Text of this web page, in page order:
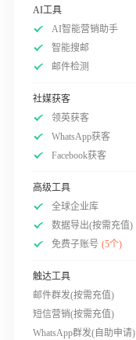
AI工具
AI智能营销助手
智能搜邮
邮件检测
社媒获客
领英获客
WhatsApp获客
Facebook获客
高级工具
全球企业库
数据导出(按需充值)
免费子账号 (5个)
触达工具
邮件群发(按需充值)
短信营销(按需充值)
WhatsApp群发(自助申请)